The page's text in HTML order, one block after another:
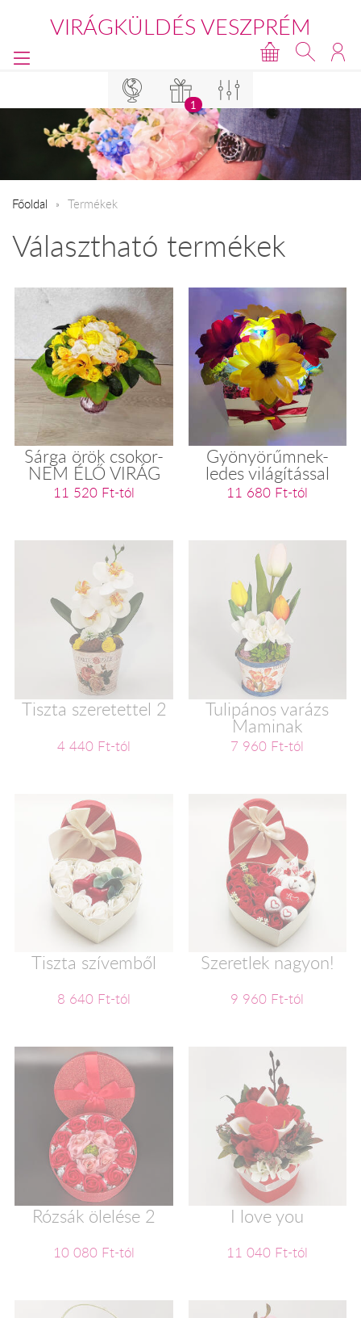
VIRÁGKÜLDÉS VESZPRÉM
1
Főoldal Termékek
Választható termékek
Sárga örök csokor-
NEM ÉLŐ VIRÁG
11 520 Ft-tól
Gyönyörűmnek-
ledes világítással
11 680 Ft-tól
Tiszta szeretettel 2
4 440 Ft-tól
Tulipános varázs
Maminak
7 960 Ft-tól
Tiszta szívemből
8 640 Ft-tól
Szeretlek nagyon!
9 960 Ft-tól
Rózsák ölelése 2
10 080 Ft-tól
I love you
11 040 Ft-tól